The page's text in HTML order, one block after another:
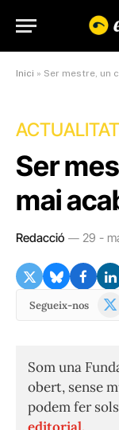
Inici » Ser mestre, un
ACTUALITAT
Ser
mai
Redacció 29 -
Segueix-nos
X
Som una
obert, sense
podem fer